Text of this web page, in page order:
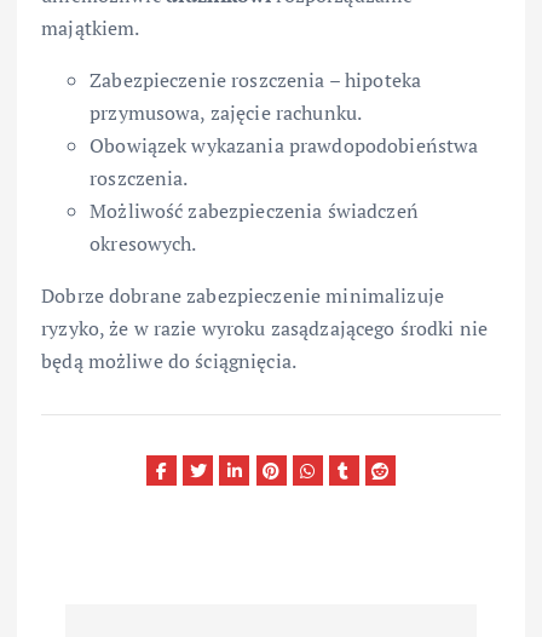
majątkiem.
Zabezpieczenie roszczenia – hipoteka
przymusowa, zajęcie rachunku.
Obowiązek wykazania prawdopodobieństwa
roszczenia.
Możliwość zabezpieczenia świadczeń
okresowych.
Dobrze dobrane zabezpieczenie minimalizuje
ryzyko, że w razie wyroku zasądzającego środki nie
będą możliwe do ściągnięcia.